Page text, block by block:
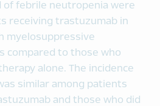
of febrile neutropenia were
receiving trastuzumab in
myelosuppressive
compared to those who
alone. The incidence
similar among patients
and those who did